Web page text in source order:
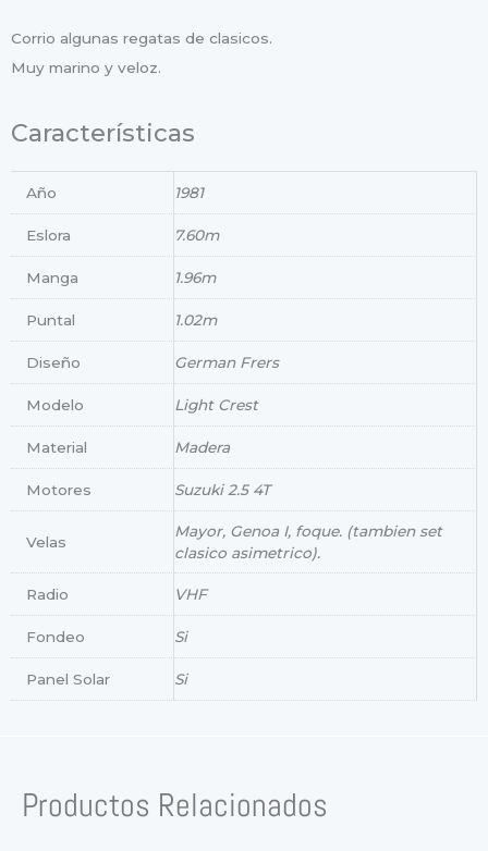
Corrio algunas regatas de clasicos.
Muy marino y veloz.
Características
Año 1981
Eslora 7.60m
Manga 1.96m
Puntal 1.02m
Diseño German Frers
Modelo Light Crest
Material Madera
Motores Suzuki 2.5 4T
Velas
Mayor, Genoa I, foque. (tambien set
clasico asimetrico).
Radio VHF
Fondeo Si
Panel Solar Si
Productos Relacionados